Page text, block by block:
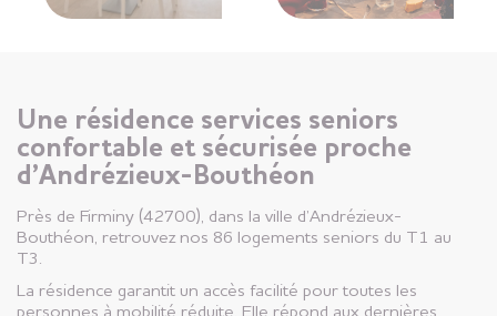
Une résidence services seniors
confortable et sécurisée proche
d’Andrézieux-Bouthéon
Près de Firminy (42700), dans la ville d’Andrézieux-
Bouthéon, retrouvez nos 86 logements seniors du T1 au
T3.
La résidence garantit un accès facilité pour toutes les